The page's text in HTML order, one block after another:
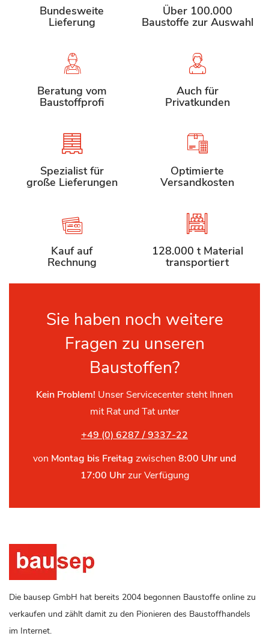
Bundesweite
Lieferung
Über 100.000
Baustoffe zur Auswahl
Beratung vom
Baustoffprofi
Auch für
Privatkunden
Spezialist für
große Lieferungen
Optimierte
Versandkosten
Kauf auf
Rechnung
128.000 t Material
transportiert
Sie haben noch weitere
Fragen zu unseren
Baustoffen?
Kein Problem! Unser Servicecenter steht Ihnen
mit Rat und Tat unter
+49 (0) 6287 / 9337-22
von Montag bis Freitag zwischen 8:00 Uhr und
17:00 Uhrzur Verfügung
Die bausep GmbH hat bereits 2004 begonnen Baustoffe online zu
verkaufen und zählt damit zu den Pionieren des Baustoffhandels
im Internet.